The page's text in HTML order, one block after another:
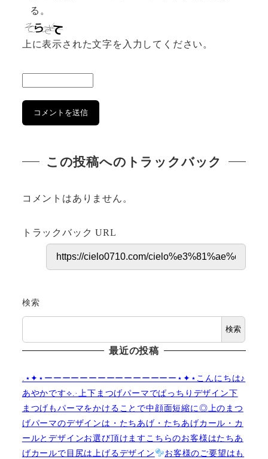
る。
上に表示された文字を入力してください。
この投稿へのトラックバック
コメントはありません。
トラックバック URL
検索
検索
最近の投稿
.⋆✦⋆ーーーーーーーーーーーーーーー⋆✦⋆こんにちは♪
あやかです︎⟡.·上下まつげパーマでぱっちりデザイン下
まつげもパーマをかけることで中顔面短縮に◎上のまつ
げパーマのデザインは・たちあげ・たちあげカール・カ
ールとデザインお選び頂けますこちらのお客様はたちあ
げカールで目尻は上げるデザイン
お客様のご要望はも